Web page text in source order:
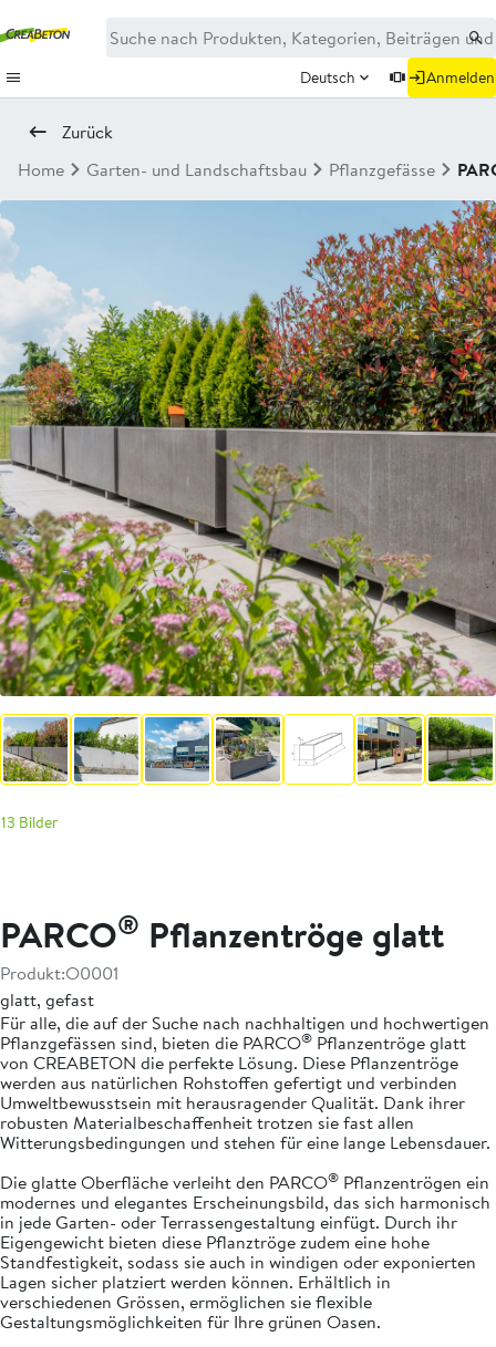
Deutsch Anmelden
Zurück
Home
Garten- und Landschaftsbau Pflanzgefässe
13 Bilder
PARCO® Pflanzentröge glatt
Produkt:O0001
glatt, gefast
Für alle, die auf der Suche nach nachhaltigen und hochwertigen
Pflanzgefässen sind, bieten die PARCO® Pflanzentröge glatt
von CREABETON die perfekte Lösung. Diese Pflanzentröge
werden aus natürlichen Rohstoffen gefertigt und verbinden
Umweltbewusstsein mit herausragender Qualität. Dank ihrer
robusten Materialbeschaffenheit trotzen sie fast allen
Witterungsbedingungen und stehen für eine lange Lebensdauer.
Die glatte Oberfläche verleiht den PARCO® Pflanzentrögen ein
modernes und elegantes Erscheinungsbild, das sich harmonisch
in jede Garten- oder Terrassengestaltung einfügt. Durch ihr
Eigengewicht bieten diese Pflanztröge zudem eine hohe
Standfestigkeit, sodass sie auch in windigen oder exponierten
Lagen sicher platziert werden können. Erhältlich in
verschiedenen Grössen, ermöglichen sie flexible
Gestaltungsmöglichkeiten für Ihre grünen Oasen.